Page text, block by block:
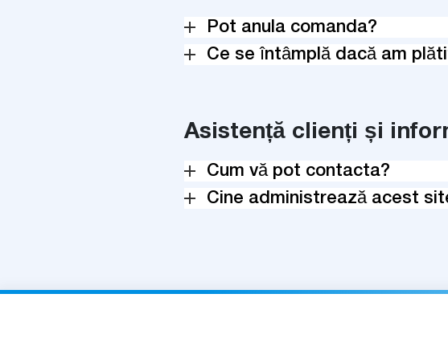
Pot anula comanda?
Ce se întâmplă dacă am
Asistență clienți și
Cum vă pot contacta?
Cine administrează acest